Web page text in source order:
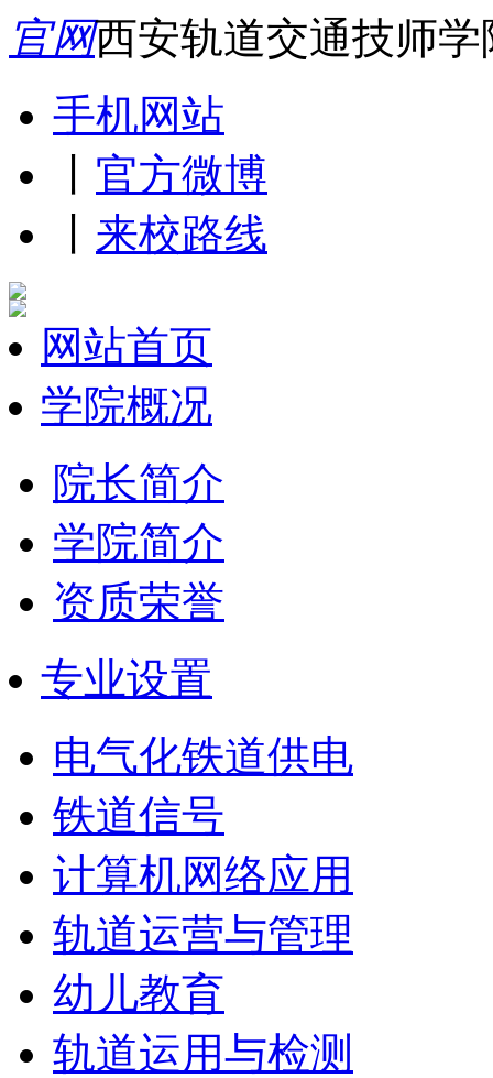
官网西安轨道交通技师
手机网站
官方微博
来校路线
网站首页
学院概况
院长简介
学院简介
资质荣誉
专业设置
电气化铁道供电
铁道信号
计算机网络应用
轨道运营与管理
幼儿教育
轨道运用与检测